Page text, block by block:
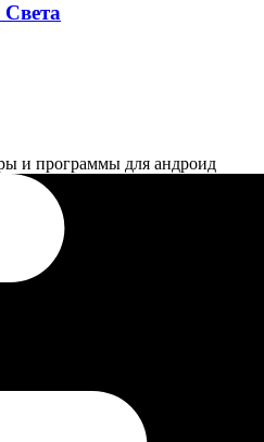
и программы для андроид